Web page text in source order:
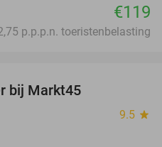
€119
p.p.p.n. toeristenbelasting
bij Markt45
9.5 star